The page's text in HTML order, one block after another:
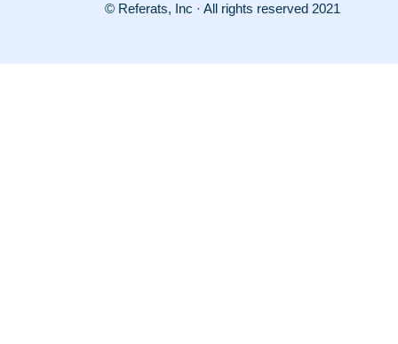
© Referats, Inc · All rights reserved 2021